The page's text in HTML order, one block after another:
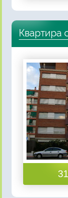
Квартира